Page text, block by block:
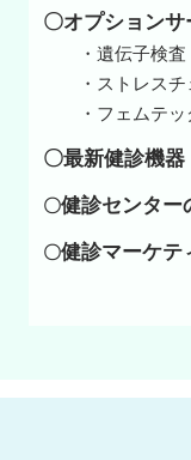
〇オプション
・遺伝子検査
・ストレスチ
・フェムテッ
〇最新健診機器
〇健診センター
〇健診マーケテ